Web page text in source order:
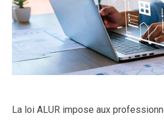
La loi ALUR impose aux